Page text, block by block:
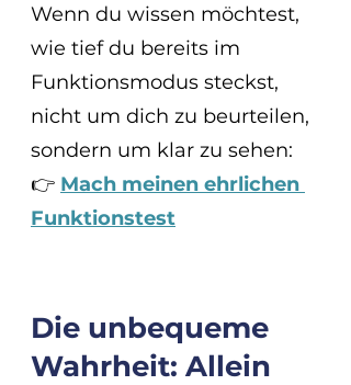
Wenn du wissen möchtest,
wie tief du bereits im
Funktionsmodus steckst,
nicht um dich zu beurteilen,
sondern um klar zu sehen:
👉 Mach meinen ehrlichen
Funktionstest
Die unbequeme
Wahrheit: Allein